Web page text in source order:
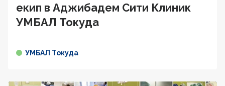
екип в Аджибадем Сити Клиник
УМБАЛ Токуда
УМБАЛ Токуда